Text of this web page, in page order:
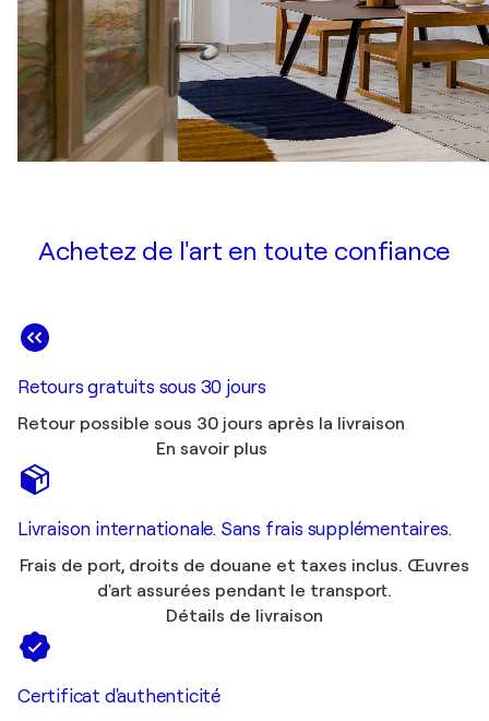
Achetez de l'art en toute confiance
Retours gratuits sous 30 jours
Retour possible sous 30 jours après la livraison
En savoir plus
Livraison internationale. Sans frais supplémentaires.
Frais de port, droits de douane et taxes inclus. Œuvres
d'art assurées pendant le transport.
Détails de livraison
Certificat d'authenticité